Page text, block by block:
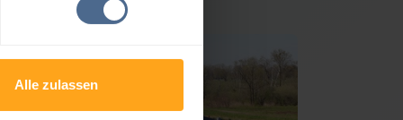
Alle zulassen